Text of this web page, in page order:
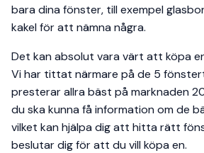
bara dina fönster, till exempel
kakel för att nämna några.
Det kan absolut vara värt att köpa
Vi har tittat närmare på de 5
presterar allra bäst på marknaden
du ska kunna få information om de
vilket kan hjälpa dig att hitta rätt
beslutar dig för att du vill köpa en.